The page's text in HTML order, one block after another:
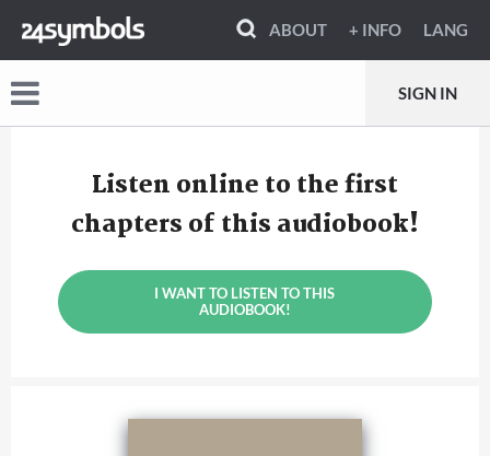
ABOUT + INFO LANG
SIGN IN
Listen online to the first
chapters of this audiobook!
I WANT TO LISTEN TO THIS
AUDIOBOOK!